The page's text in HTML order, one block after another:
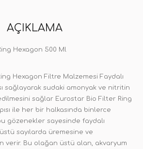
AÇIKLAMA
Hexagon 500 Ml
Hexagon Filtre Malzemesi Faydalı
sağlayarak sudaki amonyak ve nitritin
sağlar Eurostar Bio Filter Ring
ile her bir halkasında binlerce
gözenekler sayesinde faydalı
sayılarda üremesine ve
verir. Bu olağan üstü alan, akvaryum